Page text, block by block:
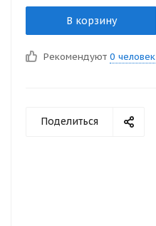
В корзину
Рекомендуют 0 человек
Поделиться